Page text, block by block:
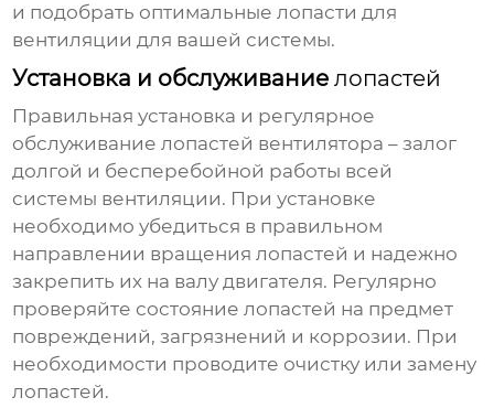
и подобрать оптимальныелопасти для
вентиляции для вашей системы.
Установка и обслуживаниелопастей
Правильная установка и регулярное
обслуживаниелопастей вентилятора – залог
долгой и бесперебойной работы всей
системы вентиляции. При установке
необходимо убедиться в правильном
направлении вращениялопастей и надежно
закрепить их на валу двигателя. Регулярно
проверяйте состояниелопастей на предмет
повреждений, загрязнений и коррозии. При
необходимости проводите очистку или замену
лопастей.